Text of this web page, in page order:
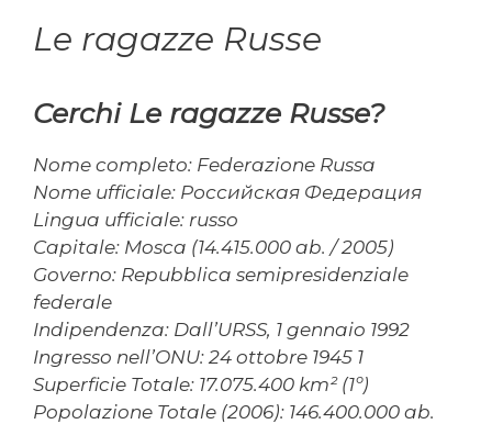
Le ragazze Russe
Cerchi Le ragazze Russe?
Nome completo: Federazione Russa
Nome ufficiale: Российская Федерация
Lingua ufficiale: russo
Capitale: Mosca (14.415.000 ab. / 2005)
Governo: Repubblica semipresidenziale
federale
Indipendenza: Dall’URSS, 1 gennaio 1992
Ingresso nell’ONU: 24 ottobre 1945 1
Superficie Totale: 17.075.400 km² (1º)
Popolazione Totale (2006): 146.400.000 ab.